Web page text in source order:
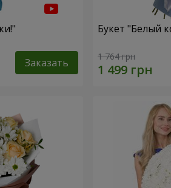
Заказать
Букет "Белый
1 764 грн